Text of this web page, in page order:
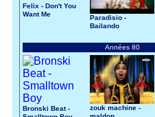
Felix - Don't You
Want Me
Paradisio -
Bailando
Années 80
Bronski Beat -
zouk machine -